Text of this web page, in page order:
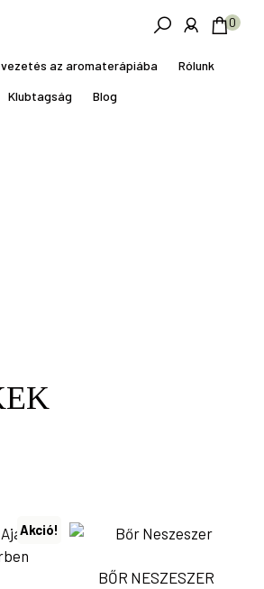
0
az aromaterápiába
Rólunk
Klubtagság
Blog
Akció!
BŐR NESZESZER